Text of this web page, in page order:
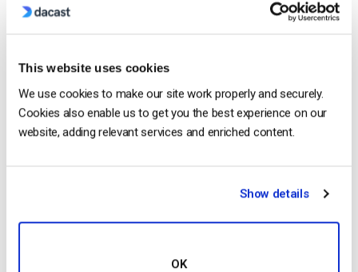
This website uses cookies
We use cookies to make our site work properly and securely.
Cookies also enable us to get you the best experience on our
website, adding relevant services and enriched content.
Show details
OK
ligne…
Posted inLe blog des experts vidéo
Le blog des experts vidéo
Hébergement vidéo dans le nuage : Ce
que les diffuseurs professionnels doivent